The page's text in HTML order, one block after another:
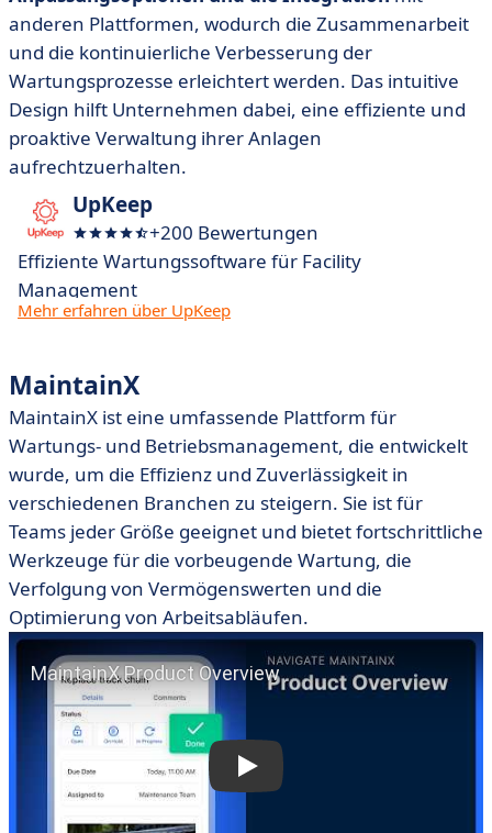
anderen Plattformen, wodurch die Zusammenarbeit
und die kontinuierliche Verbesserung der
Wartungsprozesse erleichtert werden. Das intuitive
Design hilft Unternehmen dabei, eine effiziente und
proaktive Verwaltung ihrer Anlagen
aufrechtzuerhalten.
UpKeep
+200 Bewertungen
Effiziente Wartungssoftware für Facility
Management
Mehr erfahren über UpKeep
MaintainX
MaintainX ist eine umfassende Plattform für
Wartungs- und Betriebsmanagement, die entwickelt
wurde, um die Effizienz und Zuverlässigkeit in
verschiedenen Branchen zu steigern. Sie ist für
Teams jeder Größe geeignet und bietet fortschrittliche
Werkzeuge für die vorbeugende Wartung, die
Verfolgung von Vermögenswerten und die
Optimierung von Arbeitsabläufen.